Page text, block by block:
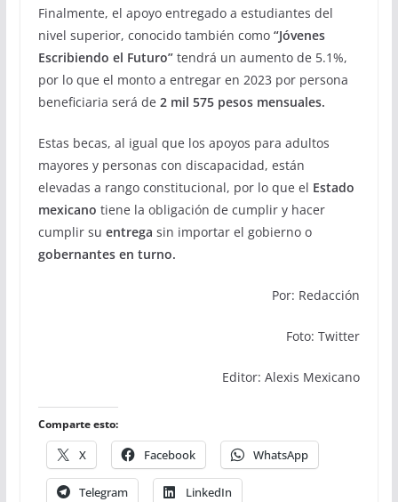
Finalmente, el apoyo entregado a estudiantes del
nivel superior, conocido también como “Jóvenes
Escribiendo el Futuro”tendrá un aumento de 5.1%,
por lo que el monto a entregar en 2023 por persona
beneficiaria será de 2 mil 575 pesos mensuales.
Estas becas, al igual que los apoyos para adultos
mayores y personas con discapacidad, están
elevadas a rango constitucional, por lo que el Estado
mexicano tiene la obligación de cumplir y hacer
cumplir su entrega sin importar el gobierno o
gobernantes en turno.
Por: Redacción
Foto: Twitter
Editor: Alexis Mexicano
Comparte esto:
X Facebook WhatsApp
Telegram LinkedIn